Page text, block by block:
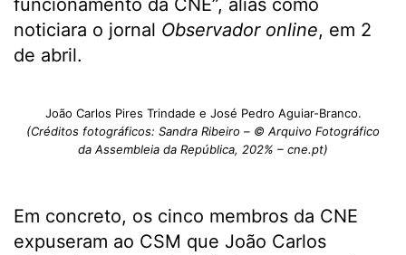
funcionamento da CNE”, aliás como
noticiara o jornal Observador online, em 2
de abril.
João Carlos Pires Trindade e José Pedro Aguiar-Branco.
(Créditos fotográficos: Sandra Ribeiro – © Arquivo Fotográfico
da Assembleia da República, 202% – cne.pt)
Em concreto, os cinco membros da CNE
expuseram ao CSM que João Carlos